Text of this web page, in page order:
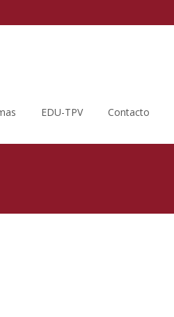
EDU-TPV Contacto